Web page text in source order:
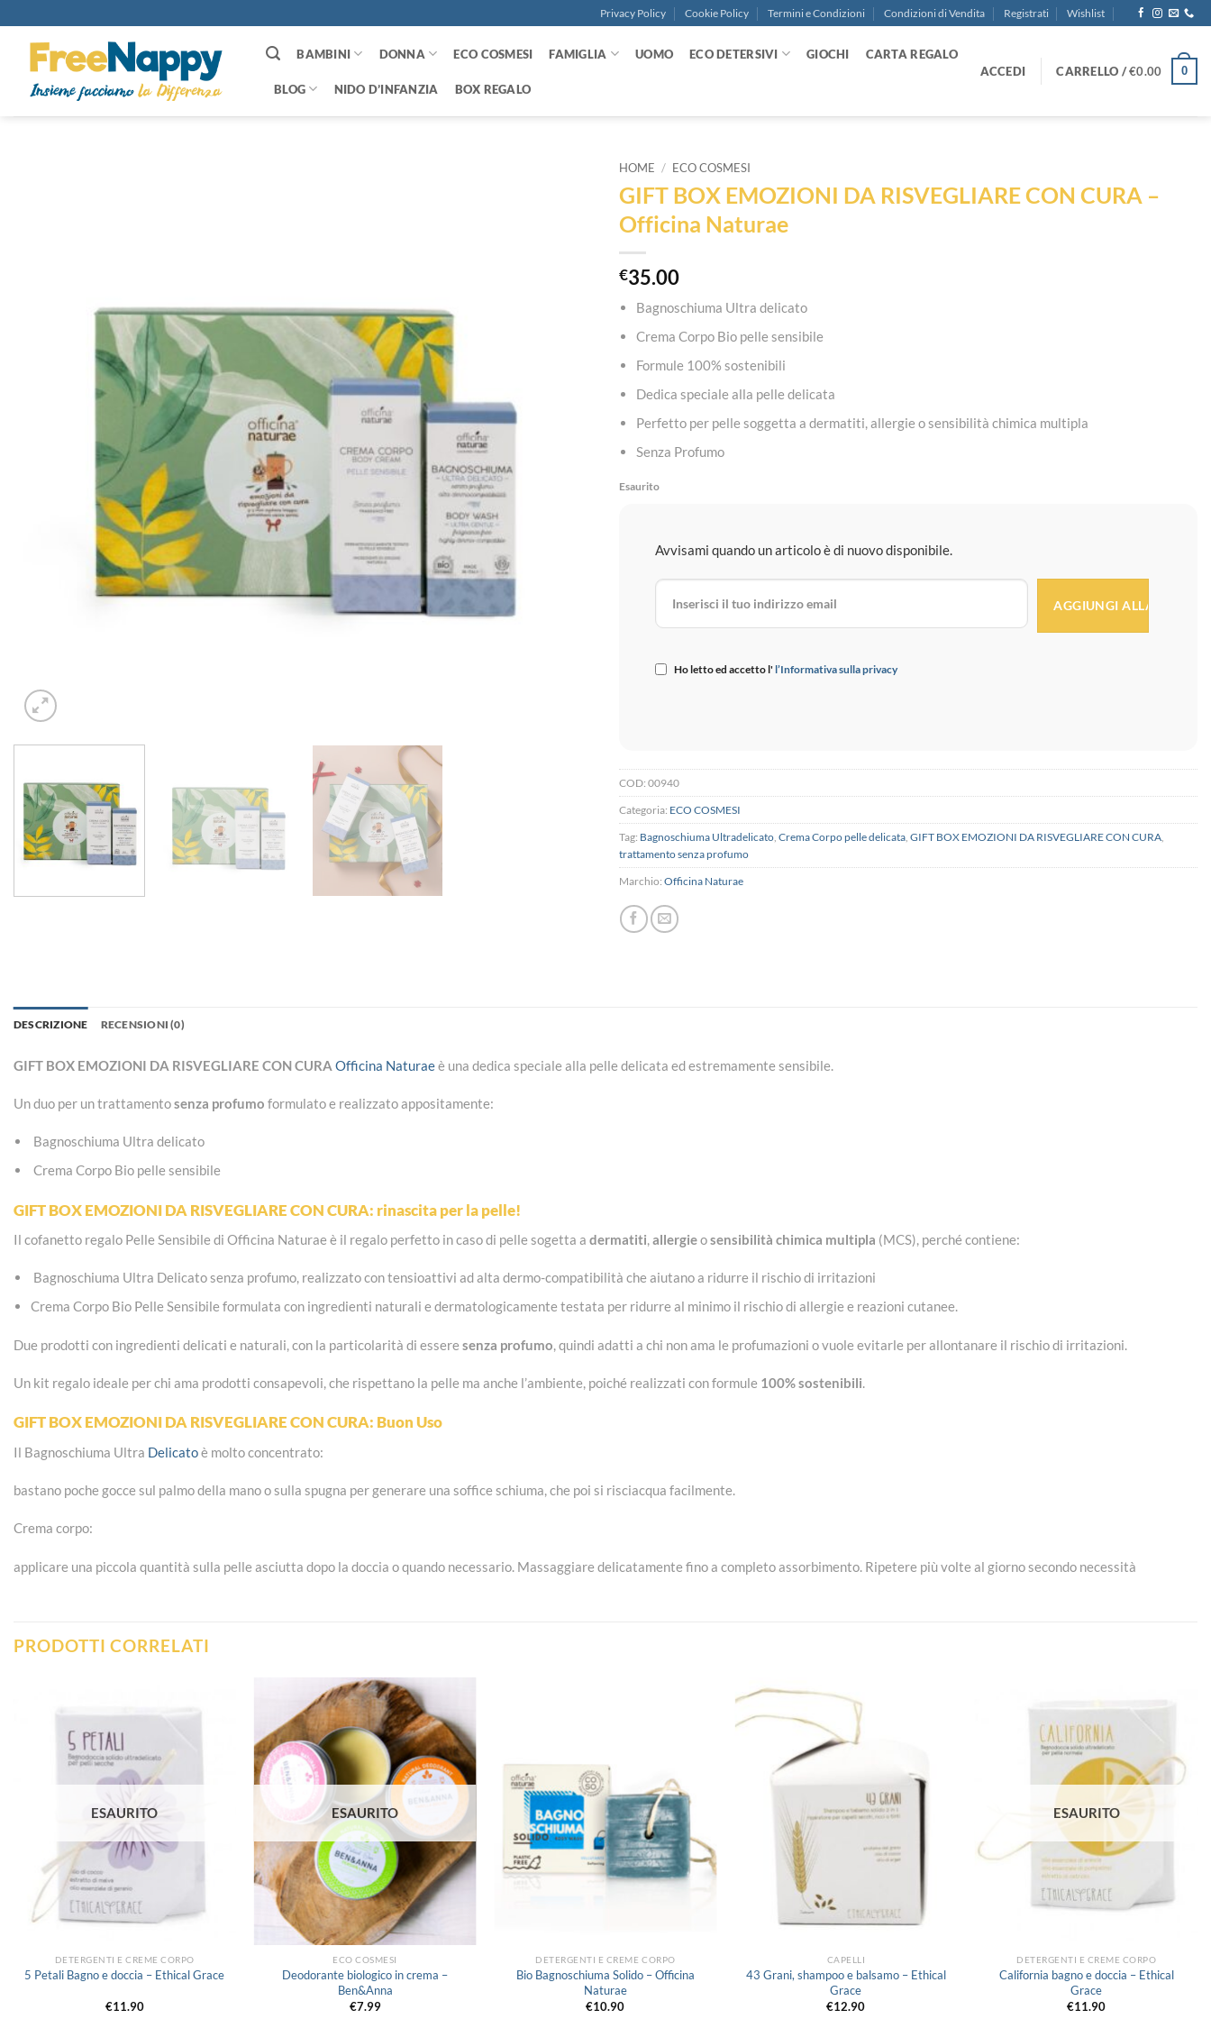
ai
contenuti
Privacy Policy Cookie Policy Termini e Condizioni Condizioni di Vendita Registrati Wishlist
BAMBINI DONNA ECO COSMESI FAMIGLIA UOMO ECO DETERSIVI GIOCHI CARTA REGALO
BLOG NIDO D’INFANZIA BOX REGALO
ACCEDI CARRELLO /€0.00 0
HOME / ECO COSMESI
GIFT BOX EMOZIONI DA RISVEGLIARE CON CURA –
Officina Naturae
€35.00
Bagnoschiuma Ultra delicato
Crema Corpo Bio pelle sensibile
Formule 100% sostenibili
Dedica speciale alla pelle delicata
Perfetto per pelle soggetta a dermatiti, allergie o sensibilità chimica multipla
Senza Profumo
Esaurito
Avvisami quando un articolo è di nuovo disponibile.
Ho letto ed accetto l' l’Informativa sulla privacy
COD: 00940
Categoria: ECO COSMESI
Tag: Bagnoschiuma Ultradelicato, Crema Corpo pelle delicata, GIFT BOX EMOZIONI DA RISVEGLIARE CON CURA,
trattamento senza profumo
Marchio: Officina Naturae
DESCRIZIONE RECENSIONI (0)
GIFT BOX EMOZIONI DA RISVEGLIARE CON CURA Officina Naturaeè una dedica speciale alla pelle delicata edestremamente sensibile.
Un duo per un trattamentosenza profumo formulato e realizzato appositamente:
Bagnoschiuma Ultra delicato
Crema Corpo Bio pelle sensibile
GIFT BOX EMOZIONI DA RISVEGLIARE CON CURA: rinascita per la pelle!
Il cofanetto regalo Pelle Sensibile di Officina Naturae è il regalo perfetto in caso di pelle sogetta a dermatiti,allergieosensibilità chimica multipla (MCS), perché contiene:
Bagnoschiuma Ultra Delicato senza profumo, realizzato con tensioattivi ad alta dermo-compatibilità che aiutano a ridurre il rischio di irritazioni
Crema Corpo Bio Pelle Sensibile formulata con ingredienti naturali e dermatologicamente testata per ridurre al minimo il rischio di allergie e reazioni cutanee.
Due prodotti con ingredienti delicati e naturali, con la particolarità di essere senza profumo, quindi adatti a chi non ama le profumazioni o vuole evitarle per allontanare il rischio di irritazioni.
Un kit regalo ideale per chi ama prodotti consapevoli, che rispettano la pelle ma anche l’ambiente, poiché realizzati con formule 100% sostenibili.
GIFT BOX EMOZIONI DA RISVEGLIARE CON CURA: Buon Uso
Il Bagnoschiuma Ultra Delicatoè molto concentrato:
bastano poche gocce sul palmo della mano o sulla spugna per generare una soffice schiuma, che poi si risciacqua facilmente.
Crema corpo:
applicare una piccola quantità sulla pelle asciutta dopo la doccia o quando necessario. Massaggiare delicatamente fino a completo assorbimento. Ripetere più volte al giorno secondo necessità
PRODOTTI CORRELATI
ESAURITO
DETERGENTI E CREME CORPO
5 Petali Bagno e doccia – Ethical Grace
€11.90
Aggiungi
alla lista
dei
desideri
ESAURITO
ECO COSMESI
Deodorante biologico in crema –
Ben&Anna
€7.99
DETERGENTI E CREME CORPO
Bio Bagnoschiuma Solido – Officina
Naturae
€10.90
CAPELLI
43 Grani, shampoo e balsamo – Ethical
Grace
€12.90
desideri
ESAURITO
DETERGENTI E CREME CORPO
California bagno e doccia – Ethical
Grace
€11.90